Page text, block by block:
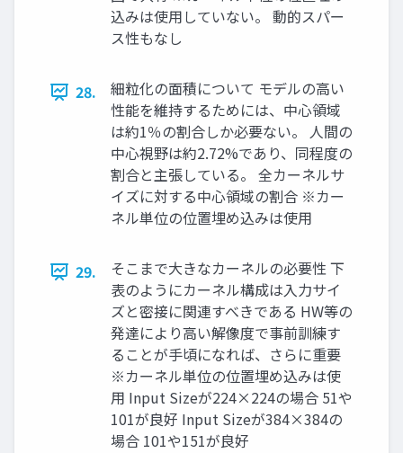
込みは使用していない。 動的スパー
ス性もなし
28.
細粒化の面積について モデルの高い
性能を維持するためには、中心領域
は約1％の割合しか必要ない。 人間の
中心視野は約2.72%であり、同程度の
割合と主張している。 全カーネルサ
イズに対する中心領域の割合 ※カー
ネル単位の位置埋め込みは使用
29.
そこまで大きなカーネルの必要性 下
表のようにカーネル構成は入力サイ
ズと密接に関連すべきである HW等の
発達により高い解像度で事前訓練す
ることが手頃になれば、さらに重要
※カーネル単位の位置埋め込みは使
用 Input Sizeが224×224の場合 51や
101が良好 Input Sizeが384×384の
場合 101や151が良好